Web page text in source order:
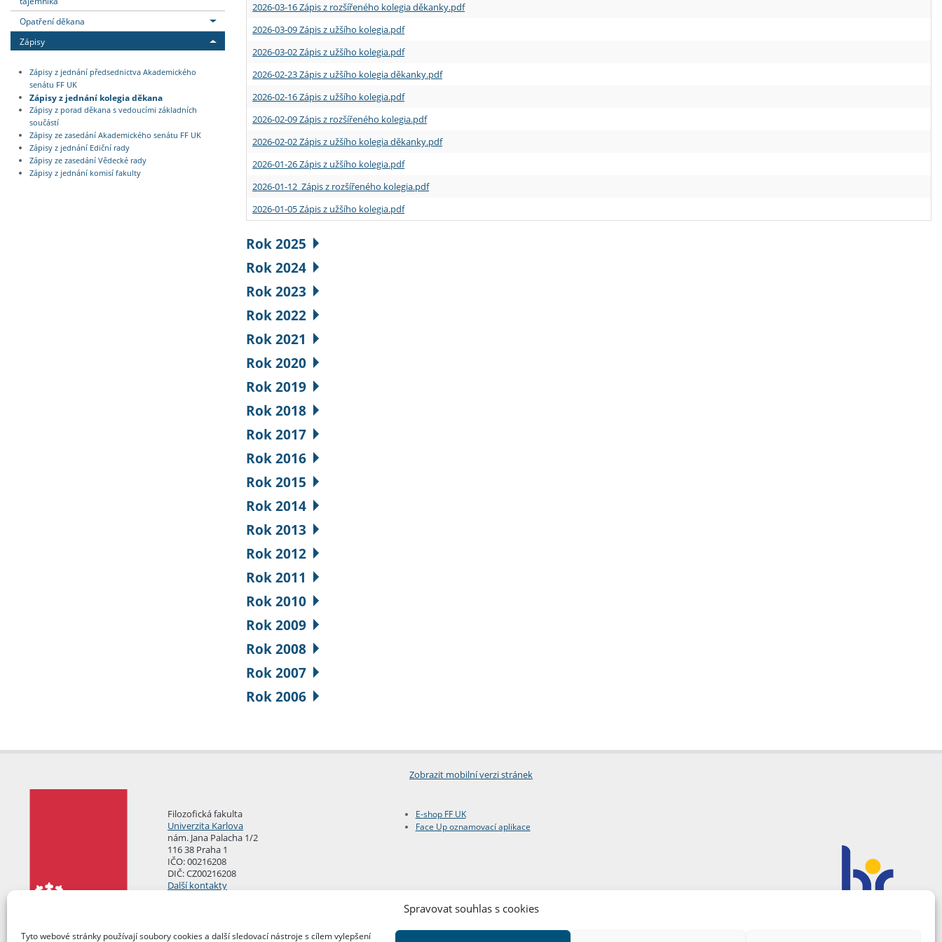
Spravovat souhlas s cookies
Tyto webové stránky používají soubory cookies a další sledovací nástroje s cílem vylepšení
Opatření děkana
Zápisy
Zápisy z jednání předsednictva Akademického
senátu FF UK
Zápisy z jednání kolegia děkana
Zápisy z porad děkana s vedoucími základních
součástí
Zápisy ze zasedání Akademického senátu FF UK
Zápisy z jednání Ediční rady
Zápisy ze zasedání Vědecké rady
Zápisy z jednání komisí fakulty
2026-03-16 Zápis z rozšířeného kolegia děkanky.pdf
2026-03-09 Zápis z užšího kolegia.pdf
2026-03-02 Zápis z užšího kolegia.pdf
2026-02-23 Zápis z užšího kolegia děkanky.pdf
2026-02-16 Zápis z užšího kolegia.pdf
2026-02-09 Zápis z rozšířeného kolegia.pdf
2026-02-02 Zápis z užšího kolegia děkanky.pdf
2026-01-26 Zápis z užšího kolegia.pdf
2026-01-12 Zápis z rozšířeného kolegia.pdf
2026-01-05 Zápis z užšího kolegia.pdf
Rok 2025
Rok 2024
Rok 2023
Rok 2022
Rok 2021
Rok 2020
Rok 2019
Rok 2018
Rok 2017
Rok 2016
Rok 2015
Rok 2014
Rok 2013
Rok 2012
Rok 2011
Rok 2010
Rok 2009
Rok 2008
Rok 2007
Rok 2006
Zobrazit mobilní verzi stránek
Filozofická fakulta
Univerzita Karlova
nám. Jana Palacha 1/2
116 38 Praha 1
IČO: 00216208
DIČ: CZ00216208
Další kontakty
E-shop FF UK
Face Up oznamovací aplikace